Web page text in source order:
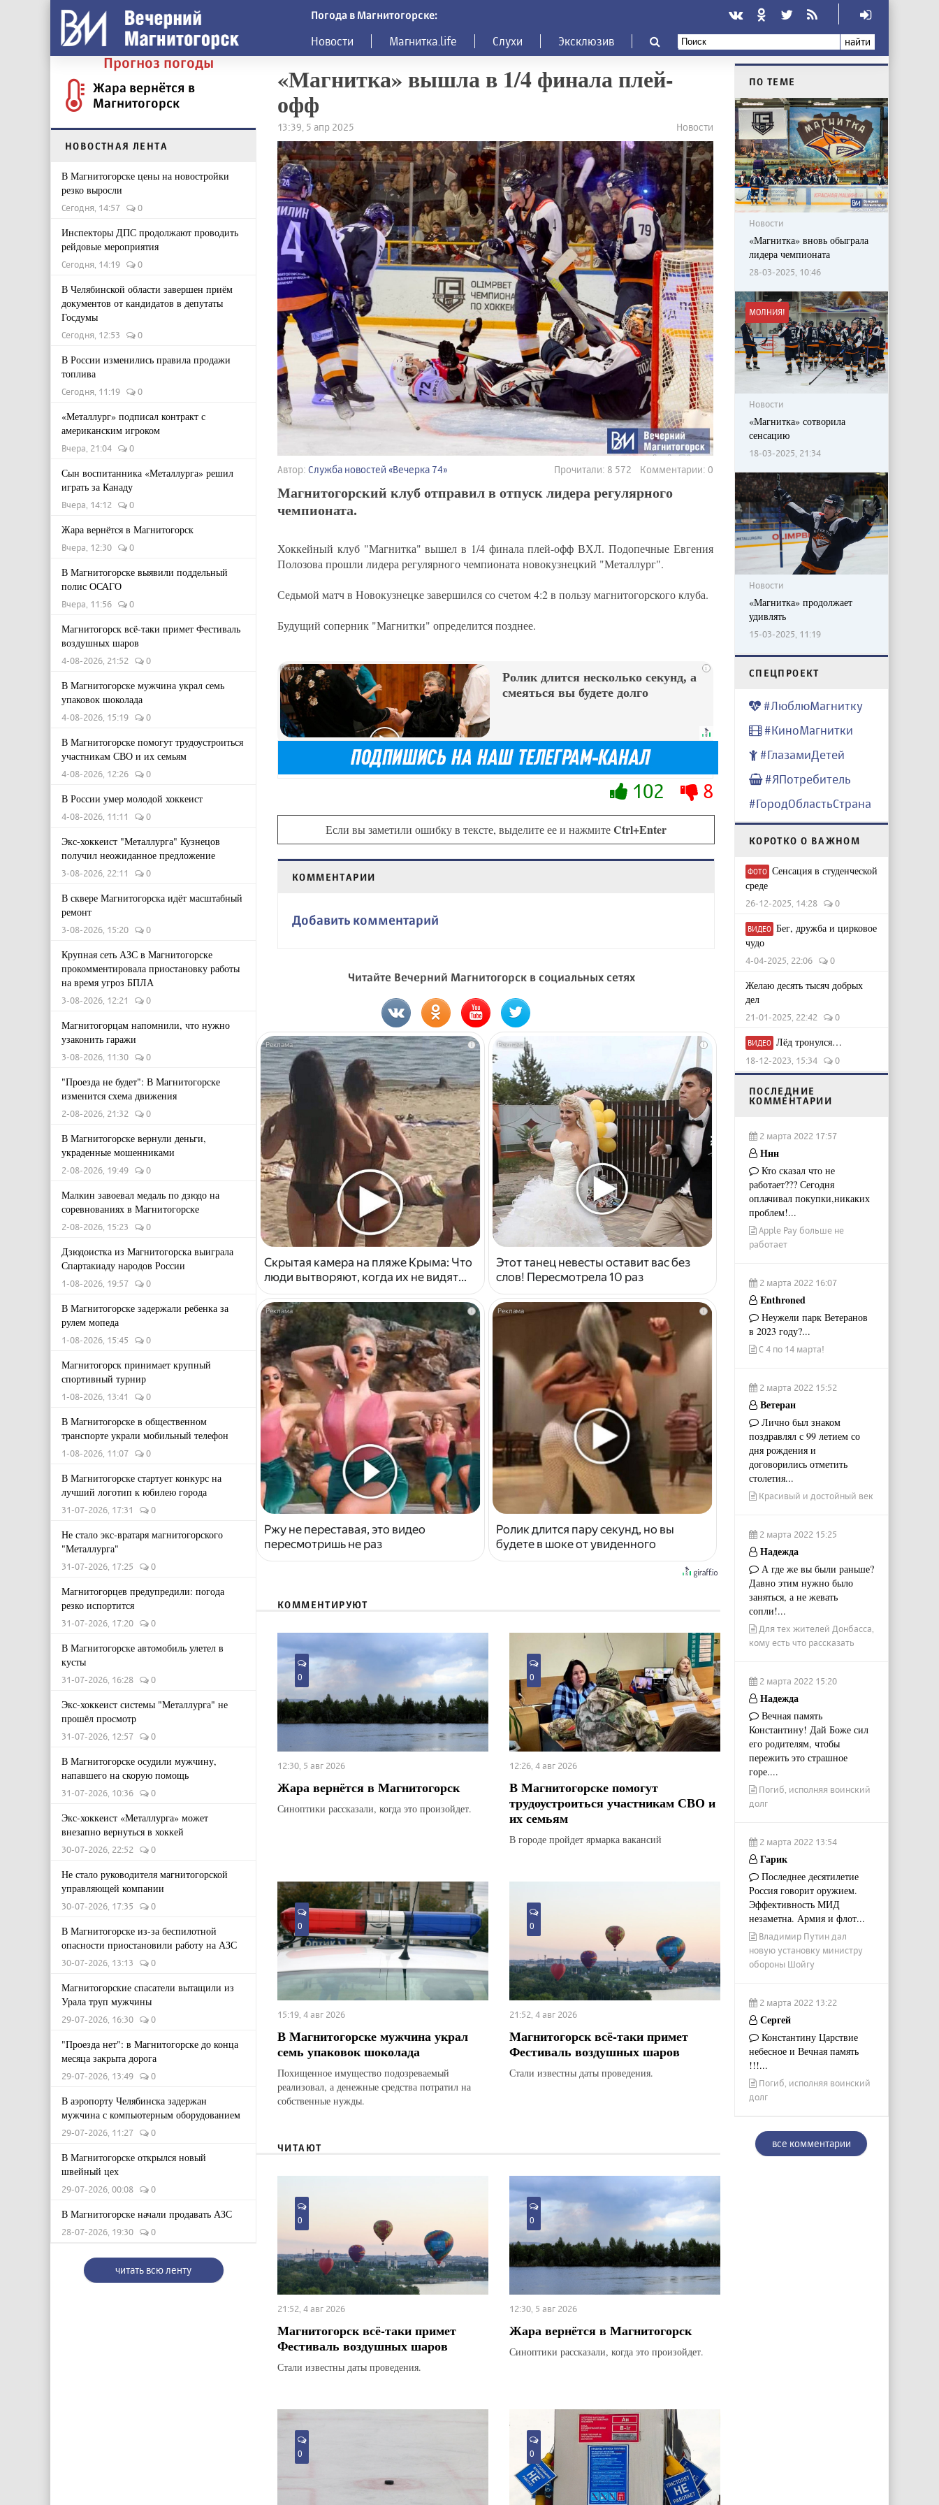
Погода в Магнитогорске:
Новости Магнитка.life Слухи Эксклюзив найти
Прогноз погоды
Жара вернётся в
Магнитогорск
НОВОСТНАЯ ЛЕНТА
В Магнитогорске цены на новостройки
резко выросли
Сегодня, 14:57 0
Инспекторы ДПС продолжают проводить
рейдовые мероприятия
Сегодня, 14:19 0
В Челябинской области завершен приём
документов от кандидатов в депутаты
Госдумы
Сегодня, 12:53 0
В России изменились правила продажи
топлива
Сегодня, 11:19 0
«Металлург» подписал контракт с
американским игроком
Вчера, 21:04 0
Сын воспитанника «Металлурга» решил
играть за Канаду
Вчера, 14:12 0
Жара вернётся в Магнитогорск
Вчера, 12:30 0
В Магнитогорске выявили поддельный
полис ОСАГО
Вчера, 11:56 0
Магнитогорск всё-таки примет Фестиваль
воздушных шаров
4-08-2026, 21:52 0
В Магнитогорске мужчина украл семь
упаковок шоколада
4-08-2026, 15:19 0
В Магнитогорске помогут трудоустроиться
участникам СВО и их семьям
4-08-2026, 12:26 0
В России умер молодой хоккеист
4-08-2026, 11:11 0
Экс-хоккеист "Металлурга" Кузнецов
получил неожиданное предложение
3-08-2026, 22:11 0
В сквере Магнитогорска идёт масштабный
ремонт
3-08-2026, 15:20 0
Крупная сеть АЗС в Магнитогорске
прокомментировала приостановку работы
на время угроз БПЛА
3-08-2026, 12:21 0
Магнитогорцам напомнили, что нужно
узаконить гаражи
3-08-2026, 11:30 0
"Проезда не будет": В Магнитогорске
изменится схема движения
2-08-2026, 21:32 0
В Магнитогорске вернули деньги,
украденные мошенниками
2-08-2026, 19:49 0
Малкин завоевал медаль по дзюдо на
соревнованиях в Магнитогорске
2-08-2026, 15:23 0
Дзюдоистка из Магнитогорска выиграла
Спартакиаду народов России
1-08-2026, 19:57 0
В Магнитогорске задержали ребенка за
рулем мопеда
1-08-2026, 15:45 0
Магнитогорск принимает крупный
спортивный турнир
1-08-2026, 13:41 0
В Магнитогорске в общественном
транспорте украли мобильный телефон
1-08-2026, 11:07 0
В Магнитогорске стартует конкурс на
лучший логотип к юбилею города
31-07-2026, 17:31 0
Не стало экс-вратаря магнитогорского
"Металлурга"
31-07-2026, 17:25 0
Магнитогорцев предупредили: погода
резко испортится
31-07-2026, 17:20 0
В Магнитогорске автомобиль улетел в
кусты
31-07-2026, 16:28 0
Экс-хоккеист системы "Металлурга" не
прошёл просмотр
31-07-2026, 12:57 0
В Магнитогорске осудили мужчину,
напавшего на скорую помощь
31-07-2026, 10:36 0
Экс-хоккеист «Металлурга» может
внезапно вернуться в хоккей
30-07-2026, 22:52 0
Не стало руководителя магнитогорской
управляющей компании
30-07-2026, 17:35 0
В Магнитогорске из-за беспилотной
опасности приостановили работу на АЗС
30-07-2026, 13:13 0
Магнитогорские спасатели вытащили из
Урала труп мужчины
29-07-2026, 16:30 0
"Проезда нет": в Магнитогорске до конца
месяца закрыта дорога
29-07-2026, 13:49 0
В аэропорту Челябинска задержан
мужчина с компьютерным оборудованием
29-07-2026, 11:27 0
В Магнитогорске открылся новый
швейный цех
29-07-2026, 00:08 0
В Магнитогорске начали продавать АЗС
28-07-2026, 19:30 0
читать всю ленту
«Магнитка» вышла в 1/4 финала плей-
офф
13:39, 5 апр 2025 Новости
Автор: Служба новостей «Вечерка 74» Прочитали: 8 572 Комментарии: 0
Магнитогорский клуб отправил в отпуск лидера регулярного
чемпионата.
Хоккейный клуб "Магнитка" вышел в 1/4 финала плей-офф ВХЛ. Подопечные Евгения
Полозова прошли лидера регулярного чемпионата новокузнецкий "Металлург".
Седьмой матч в Новокузнецке завершился со счетом 4:2 в пользу магнитогорского клуба.
Будущий соперник "Магнитки" определится позднее.
i
Ролик длится несколько секунд, а
смеяться вы будете долго
102 8
Если вы заметили ошибку в тексте, выделите ее и нажмитеCtrl+Enter
КОММЕНТАРИИ
Добавить комментарий
Читайте Вечерний Магнитогорск в социальных сетях
i
Скрытая камера на пляже Крыма: Что
люди вытворяют, когда их не видят...
i
Этот танец невесты оставит вас без
слов! Пересмотрела 10 раз
i
Ржу не переставая, это видео
пересмотришь не раз
i
Ролик длится пару секунд, но вы
будете в шоке от увиденного
КОММЕНТИРУЮТ
0
12:30, 5 авг 2026
Жара вернётся в Магнитогорск
Синоптики рассказали, когда это произойдет.
0
12:26, 4 авг 2026
В Магнитогорске помогут
трудоустроиться участникам СВО и
их семьям
В городе пройдет ярмарка вакансий
0
15:19, 4 авг 2026
В Магнитогорске мужчина украл
семь упаковок шоколада
Похищенное имущество подозреваемый
реализовал, а денежные средства потратил на
собственные нужды.
0
21:52, 4 авг 2026
Магнитогорск всё-таки примет
Фестиваль воздушных шаров
Стали известны даты проведения.
ЧИТАЮТ
0
21:52, 4 авг 2026
Магнитогорск всё-таки примет
Фестиваль воздушных шаров
Стали известны даты проведения.
0
12:30, 5 авг 2026
Жара вернётся в Магнитогорск
Синоптики рассказали, когда это произойдет.
0 0
ПО ТЕМЕ
Новости
«Магнитка» вновь обыграла
лидера чемпионата
28-03-2025, 10:46
МОЛНИЯ!
Новости
«Магнитка» сотворила
сенсацию
18-03-2025, 21:34
Новости
«Магнитка» продолжает
удивлять
15-03-2025, 11:19
CПЕЦПРОЕКТ
#ЛюблюМагнитку
#КиноМагнитки
#ГлазамиДетей
#ЯПотребитель
#ГородОбластьСтрана
КОРОТКО О ВАЖНОМ
ФОТО Сенсация в студенческой
среде
26-12-2025, 14:28 0
ВИДЕО Бег, дружба и цирковое
чудо
4-04-2025, 22:06 0
Желаю десять тысяч добрых
дел
21-01-2025, 22:42 0
ВИДЕО Лёд тронулся…
18-12-2023, 15:34 0
ПОСЛЕДНИЕ
КОММЕНТАРИИ
2 марта 2022 17:57
Ннн
Кто сказал что не
работает??? Сегодня
оплачивал покупки,никаких
проблем!...
Apple Pay больше не
работает
2 марта 2022 16:07
Enthroned
Неужели парк Ветеранов
в 2023 году?...
С 4 по 14 марта!
2 марта 2022 15:52
Ветеран
Лично был знаком
поздравлял с 99 летием со
дня рождения и
договорились отметить
столетия...
Красивый и достойный век
2 марта 2022 15:25
Надежда
А где же вы были раньше?
Давно этим нужно было
заняться, а не жевать
сопли!...
Для тех жителей Донбасса,
кому есть что рассказать
2 марта 2022 15:20
Надежда
Вечная память
Константину! Дай Боже сил
его родителям, чтобы
пережить это страшное
горе....
Погиб, исполняя воинский
долг
2 марта 2022 13:54
Гарик
Последнее десятилетие
Россия говорит оружием.
Эффективность МИД
незаметна. Армия и флот...
Владимир Путин дал
новую установку министру
обороны Шойгу
2 марта 2022 13:22
Сергей
Константину Царствие
небесное и Вечная память
!!!...
Погиб, исполняя воинский
долг
все комментарии